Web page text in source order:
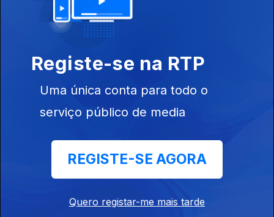
Inclui entre outros TVOD, Opus Kink, Lockstep,Whirr, TV Priest,
Dead Pioneers....
Indiegente
14 jul. 2026
Clamm....
13 jul. 2026
Inclui entre outros Joe Unknown, Gurriers, Chalk, Maquina,
Mary in the Junkyard....
Registe-se na RTP
Uma única conta para todo o
serviço público de media
REGISTE-SE AGORA
Quero registar-me mais tarde